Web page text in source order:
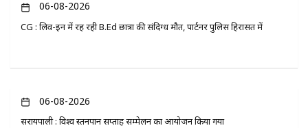
06-08-2026
CG : लिव-इन में रह रही B.Ed छात्रा की संदिग्ध मौत, पार्टनर पुलिस हिरासत में
06-08-2026
सरायपाली : विश्व स्तनपान सप्ताह सम्मेलन का आयोजन किया गया